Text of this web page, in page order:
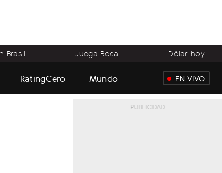
Brasil Juega Boca Dólar hoy
RatingCero Mundo EN VIVO